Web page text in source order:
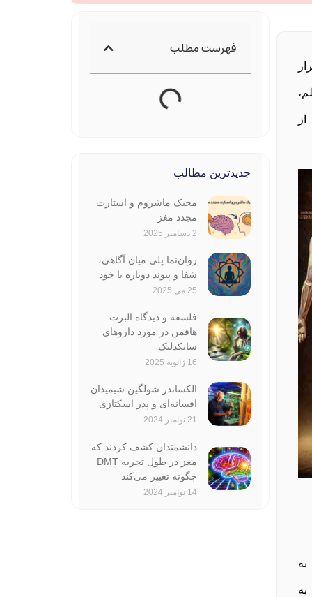
فهرست مطلب
جدیدترین مطالب
مجیک ماشروم و استارت
مجدد مغز
2 دسامبر 2025
روان‌نما پلی میان آگاهی،
شفا و پیوند دوباره با خود
25 می 2025
فلسفه و دیدگاه‌ البرت
هافمن در مورد داروهای
سایکدلیک
16 ژانویه 2025
الکساندر شولگین شیمیدان
افسانه‌ای و پدر اسکتازی
21 نوامبر 2024
دانشمندان کشف کردند که
مغز در طول تجربه‌ DMT
چگونه تغییر می‌کند
14 نوامبر 2024